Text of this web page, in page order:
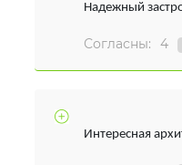
Надежный
Согласны: 4
Интересная